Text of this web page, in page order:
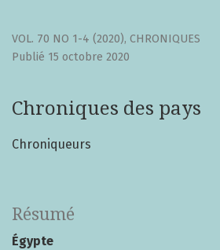
VOL. 70 NO 1-4 (2020), CHRONIQUES
Chroniques des pays
Publié 15 octobre 2020
Chroniqueurs
Résumé
Égypte